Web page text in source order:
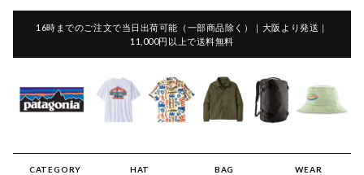
16時までのご注文で当日出荷可能（一部商品除く）｜大阪より発送｜
11,000円以上で送料無料
CATEGORY HAT BAG WEAR